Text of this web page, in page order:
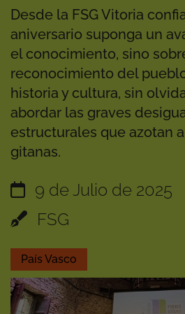
Desde la FSG Vitoria
aniversario suponga un
el conocimiento, sino
reconocimiento del
historia y cultura, sin
abordar las graves
estructurales que azotan
gitanas.
9 de Julio de 2025
FSG
País Vasco